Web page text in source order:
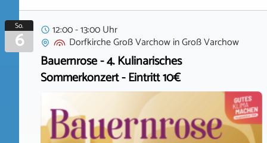
So.
6
12:00 - 13:00 Uhr
Dorfkirche Groß VarchowinGroß Varchow
Bauernrose - 4. Kulinarisches
Sommerkonzert - Eintritt 10€